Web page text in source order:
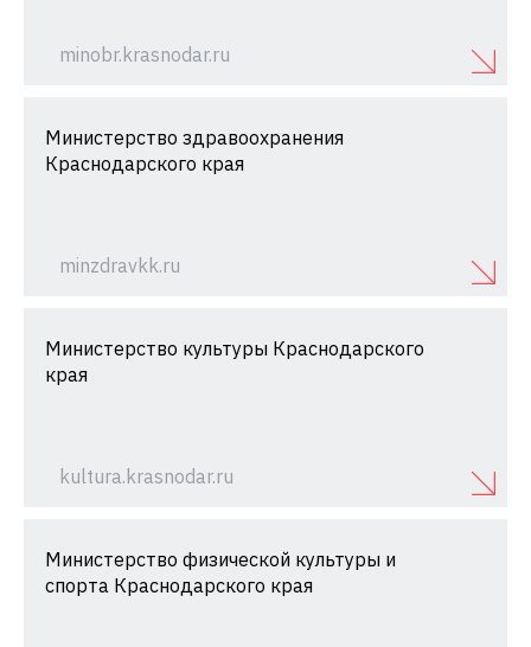
minobr.krasnodar.ru
Министерство здравоохранения
Краснодарского края
minzdravkk.ru
Министерство культуры Краснодарского
края
kultura.krasnodar.ru
Министерство физической культуры и
спорта Краснодарского края